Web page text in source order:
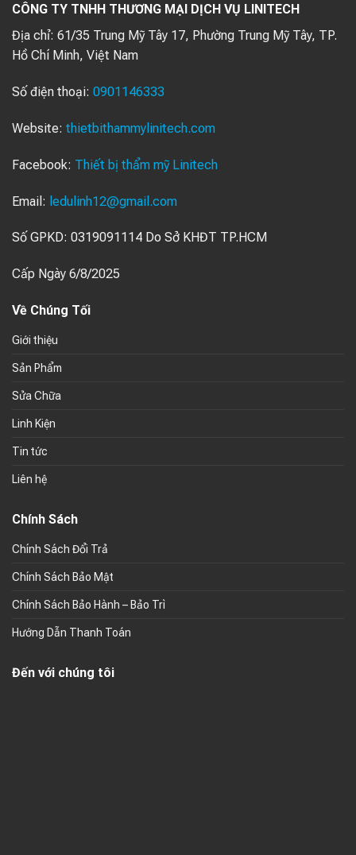
CÔNG TY TNHH THƯƠNG MẠI DỊCH VỤ LINITECH
Địa chỉ: 61/35 Trung Mỹ Tây 17, Phường Trung Mỹ Tây, TP.
Hồ Chí Minh, Việt Nam
Số điện thoại: 0901146333
Website: thietbithammylinitech.com
Facebook: Thiết bị thẩm mỹ Linitech
Email: ledulinh12@gmail.com
Số GPKD: 0319091114 Do Sở KHĐT TP.HCM
Cấp Ngày 6/8/2025
Về Chúng Tối
Giới thiệu
Sản Phẩm
Sửa Chữa
Linh Kiện
Tin tức
Liên hệ
Chính Sách
Chính Sách Đổi Trả
Chính Sách Bảo Mật
Chính Sách Bảo Hành – Bảo Trì
Hướng Dẫn Thanh Toán
Đến với chúng tôi